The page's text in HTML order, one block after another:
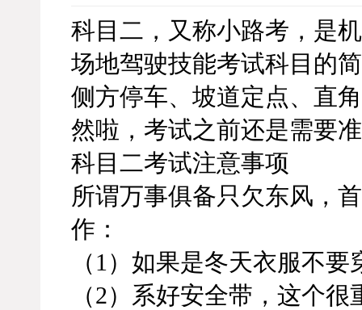
科目二，又称小路考，是
场地驾驶技能考试科目的
侧方停车、坡道定点、直
然啦，考试之前还是需要
科目二考试注意事项
所谓万事俱备只欠东风，
作：
（1）如果是冬天衣服不
（2）系好安全带，这个